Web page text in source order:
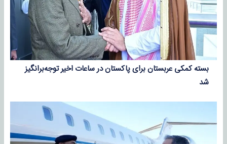
بسته کمکی عربستان برای پاکستان در ساعات اخیر توجه‌برانگیز
شد